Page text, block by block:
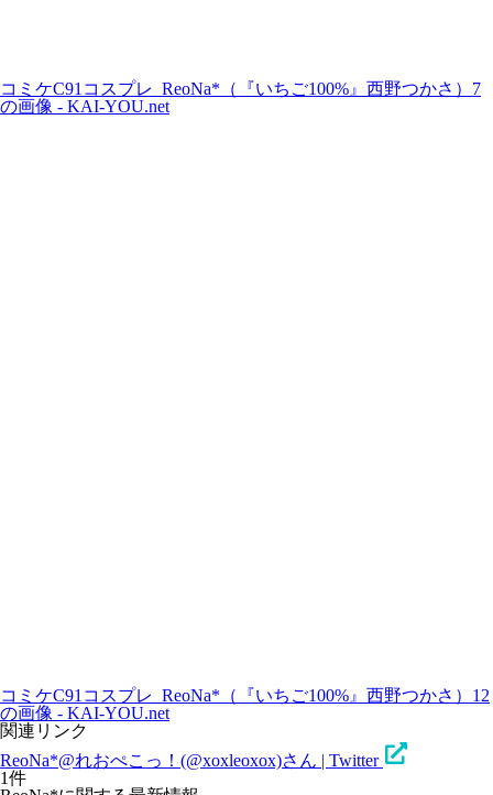
コミケC91コスプレ_ReoNa*（『いちご100%』西野つかさ）7
の画像 - KAI-YOU.net
コミケC91コスプレ_ReoNa*（『いちご100%』西野つかさ）12
の画像 - KAI-YOU.net
関連リンク
ReoNa*@れおぺこっ！(@xoxleoxox)さん | Twitter
1件